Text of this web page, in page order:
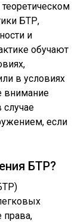
БТР,
и
обучают
в условиях
внимание
если
БТР?
права,